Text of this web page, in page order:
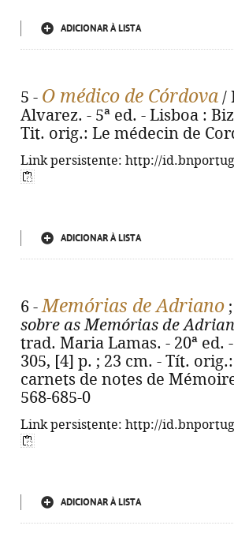
ADICIONAR À LISTA
5 - O médico de Córdova /
Alvarez. - 5ª ed. - Lisboa :
Tit. orig.: Le médecin de
Link persistente: http://
ADICIONAR À LISTA
6 -Memórias de Adriano
sobre as Memórias de
trad. Maria Lamas. - 20ª ed.
305, [4] p. ; 23 cm. - Tít.
carnets de notes de
568-685-0
Link persistente: http://
ADICIONAR À LISTA